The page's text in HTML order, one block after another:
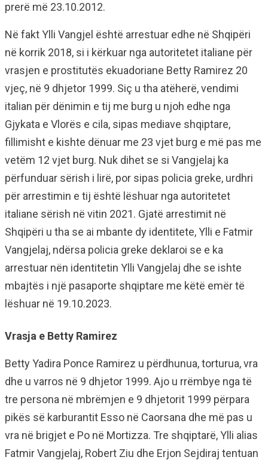
prerë më 23.10.2012.
Në fakt Ylli Vangjel është arrestuar edhe në Shqipëri
në korrik 2018, si i kërkuar nga autoritetet italiane për
vrasjen e prostitutës ekuadoriane Betty Ramirez 20
vjeç, në 9 dhjetor 1999. Siç u tha atëherë, vendimi
italian për dënimin e tij me burg u njoh edhe nga
Gjykata e Vlorës e cila, sipas mediave shqiptare,
fillimisht e kishte dënuar me 23 vjet burg e më pas me
vetëm 12 vjet burg. Nuk dihet se si Vangjelaj ka
përfunduar sërish i lirë, por sipas policia greke, urdhri
për arrestimin e tij është lëshuar nga autoritetet
italiane sërish në vitin 2021. Gjatë arrestimit në
Shqipëri u tha se ai mbante dy identitete, Ylli e Fatmir
Vangjelaj, ndërsa policia greke deklaroi se e ka
arrestuar nën identitetin Ylli Vangjelaj dhe se ishte
mbajtës i një pasaporte shqiptare me këtë emër të
lëshuar në 19.10.2023.
Vrasja e Betty Ramirez
Betty Yadira Ponce Ramirez u përdhunua, torturua, vra
dhe u varros në 9 dhjetor 1999. Ajo u rrëmbye nga të
tre persona në mbrëmjen e 9 dhjetorit 1999 përpara
pikës së karburantit Esso në Caorsana dhe më pas u
vra në brigjet e Po në Mortizza. Tre shqiptarë, Ylli alias
Fatmir Vangjelaj, Robert Ziu dhe Erjon Sejdiraj tentuan